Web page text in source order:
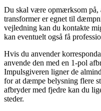
Du skal være opmærksom
transformer er egnet til
vejledning kan du kontakte
kan eventuelt også få
Hvis du anvender
anvende den med en 1-pol
Impulsgiveren ligner de
for at dæmpe belysning flere
afbryder med fjedre kan du
steder.